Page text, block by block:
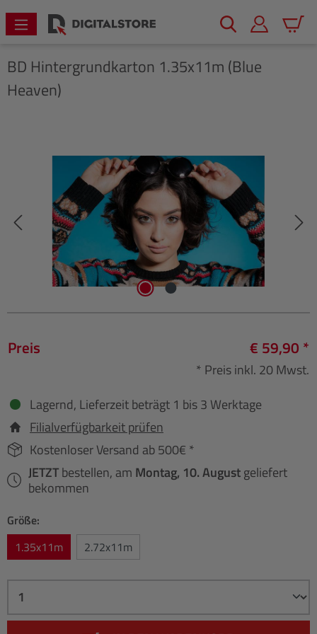
springen
BD Hintergrundkarton 1.35x11m (Blue
Heaven)
Preis € 59,90 *
* Preis inkl. 20 Mwst.
Lagernd, Lieferzeit beträgt 1 bis 3 Werktage
Filialverfügbarkeit prüfen
Kostenloser Versand ab 500€ *
JETZTbestellen, am Montag, 10. Augustgeliefert
bekommen
Größe:
1.35x11m
2.72x11m